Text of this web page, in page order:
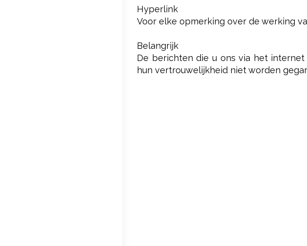
Hyperlink
Voor elke opmerking over de werking
Belangrijk
De berichten die u ons via het
hun vertrouwelijkheid niet worden